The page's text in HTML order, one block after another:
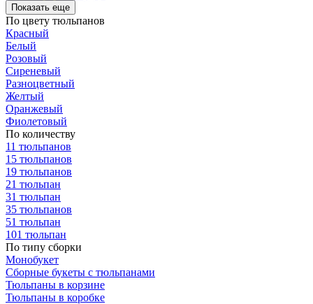
Показать еще
По цвету тюльпанов
Красный
Белый
Розовый
Сиреневый
Разноцветный
Желтый
Оранжевый
Фиолетовый
По количеству
11 тюльпанов
15 тюльпанов
19 тюльпанов
21 тюльпан
31 тюльпан
35 тюльпанов
51 тюльпан
101 тюльпан
По типу сборки
Монобукет
Сборные букеты с тюльпанами
Тюльпаны в корзине
Тюльпаны в коробке